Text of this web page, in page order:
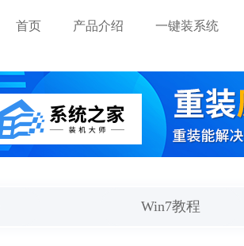
首页 产品介绍 一键装系统
Win7教程